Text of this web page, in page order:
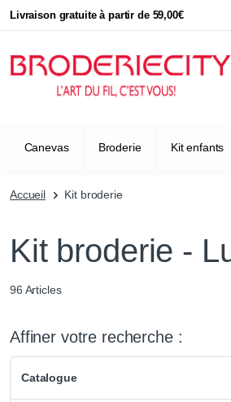
Livraison gratuite à partir de 59,00€
Canevas Broderie Kit enfants
Accueil Kit broderie
Kit broderie -
96 Articles
Affiner votre recherche :
Catalogue